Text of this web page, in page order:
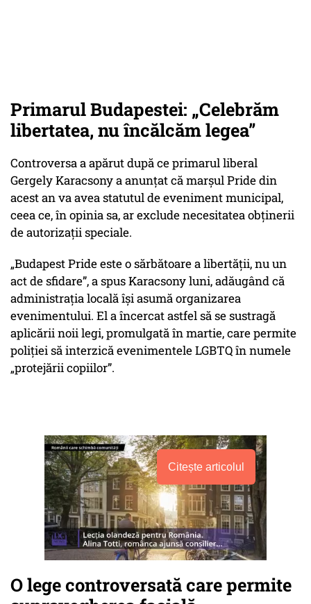
Primarul Budapestei: „Celebrăm
libertatea, nu încălcăm legea”
Controversa a apărut după ce primarul liberal
Gergely Karacsony a anunțat că marșul Pride din
acest an va avea statutul de eveniment municipal,
ceea ce, în opinia sa, ar exclude necesitatea obținerii
de autorizații speciale.
„Budapest Pride este o sărbătoare a libertății, nu un
act de sfidare”, a spus Karacsony luni, adăugând că
administrația locală își asumă organizarea
evenimentului. El a încercat astfel să se sustragă
aplicării noii legi, promulgată în martie, care permite
poliției să interzică evenimentele LGBTQ în numele
„protejării copiilor”.
Citește articolul
O lege controversată care permite